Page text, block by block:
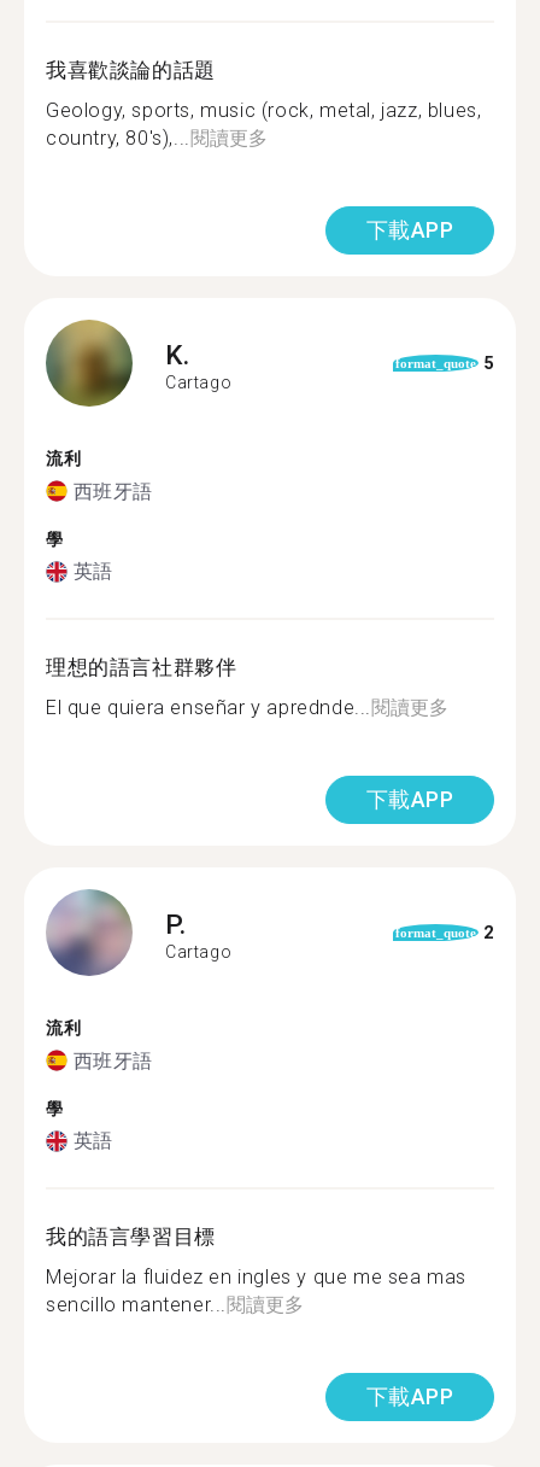
我喜歡談論的話題
Geology, sports, music (rock, metal, jazz, blues,
country, 80's),...閱讀更多
下載APP
K.
Cartago
format_quote 5
流利
西班牙語
學
英語
理想的語言社群夥伴
El que quiera enseñar y aprednde...閱讀更多
下載APP
P.
Cartago
format_quote 2
流利
西班牙語
學
英語
我的語言學習目標
Mejorar la fluidez en ingles y que me sea mas
sencillo mantener...閱讀更多
下載APP